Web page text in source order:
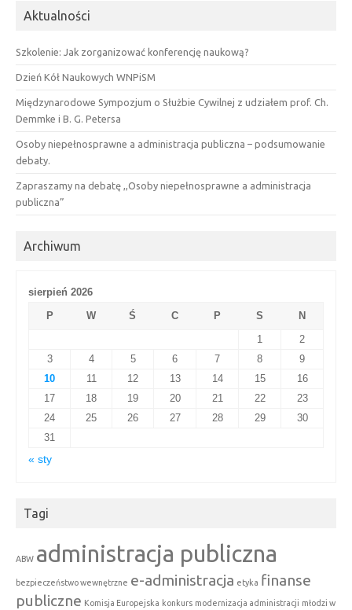
Aktualności
Szkolenie: Jak zorganizować konferencję naukową?
Dzień Kół Naukowych WNPiSM
Międzynarodowe Sympozjum o Służbie Cywilnej z udziałem prof. Ch.
Demmke i B. G. Petersa
Osoby niepełnosprawne a administracja publiczna – podsumowanie
debaty.
Zapraszamy na debatę ,,Osoby niepełnosprawne a administracja
publiczna”
Archiwum
sierpień 2026
P
W Ś C P S
N
1
2
3
4 5 6 7 8
9
10
11 12 13 14 15
16
17
18 19 20 21 22
23
24
25 26 27 28 29
30
31
« sty
Tagi
ABW administracja publiczna
bezpieczeństwo wewnętrzne e-administracja etyka finanse
publiczne Komisja Europejska konkurs modernizacja administracji młodzi w